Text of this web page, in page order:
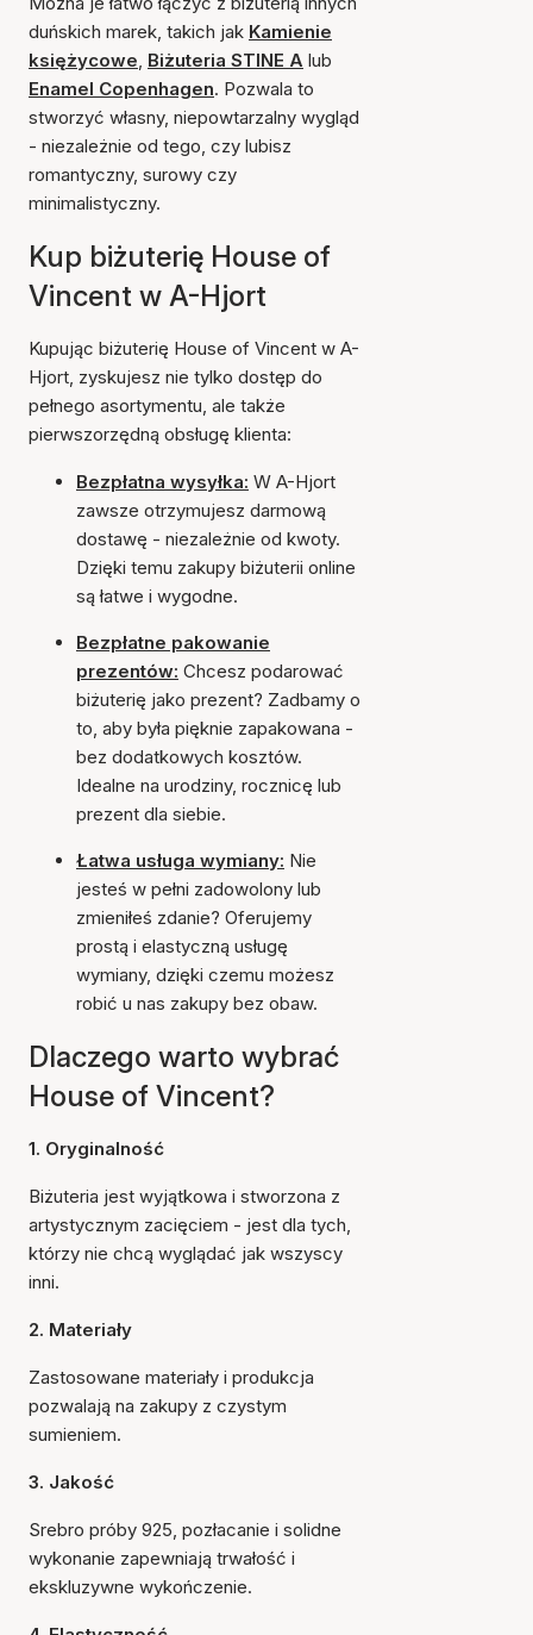
duńskich marek, takich jak Kamienie
księżycowe, Biżuteria STINE A lub
Enamel Copenhagen. Pozwala to
stworzyć własny, niepowtarzalny wygląd
- niezależnie od tego, czy lubisz
romantyczny, surowy czy
minimalistyczny.
Kup biżuterię House of
Vincent w A-Hjort
Kupując biżuterię House of Vincent w A-
Hjort, zyskujesz nie tylko dostęp do
pełnego asortymentu, ale także
pierwszorzędną obsługę klienta:
Bezpłatna wysyłka: W A-Hjort
zawsze otrzymujesz darmową
dostawę - niezależnie od kwoty.
Dzięki temu zakupy biżuterii online
są łatwe i wygodne.
Bezpłatne pakowanie
prezentów: Chcesz podarować
biżuterię jako prezent? Zadbamy o
to, aby była pięknie zapakowana -
bez dodatkowych kosztów.
Idealne na urodziny, rocznicę lub
prezent dla siebie.
Łatwa usługa wymiany: Nie
jesteś w pełni zadowolony lub
zmieniłeś zdanie? Oferujemy
prostą i elastyczną usługę
wymiany, dzięki czemu możesz
robić u nas zakupy bez obaw.
Dlaczego warto wybrać
House of Vincent?
1. Oryginalność
Biżuteria jest wyjątkowa i stworzona z
artystycznym zacięciem - jest dla tych,
którzy nie chcą wyglądać jak wszyscy
inni.
2. Materiały
Zastosowane materiały i produkcja
pozwalają na zakupy z czystym
sumieniem.
3. Jakość
Srebro próby 925, pozłacanie i solidne
wykonanie zapewniają trwałość i
ekskluzywne wykończenie.